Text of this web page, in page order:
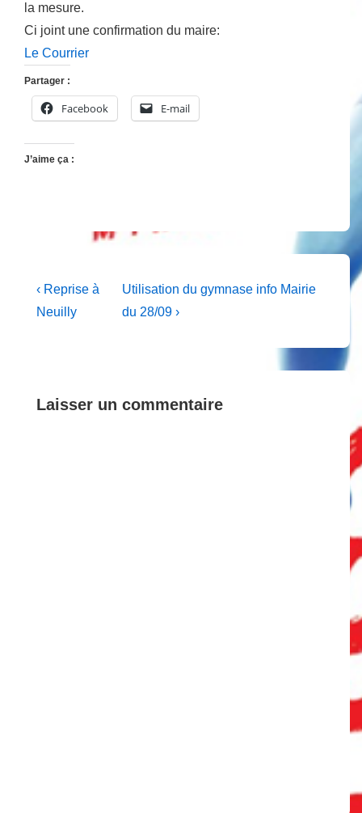
la mesure.
Ci joint une confirmation du maire:
Le Courrier
Partager :
Facebook E-mail
J’aime ça :
Navigation
de
Previous
Post
‹ Reprise à
Neuilly
Next
Post
Utilisation du gymnase info Mairie
du 28/09 ›
Laisser un commentaire